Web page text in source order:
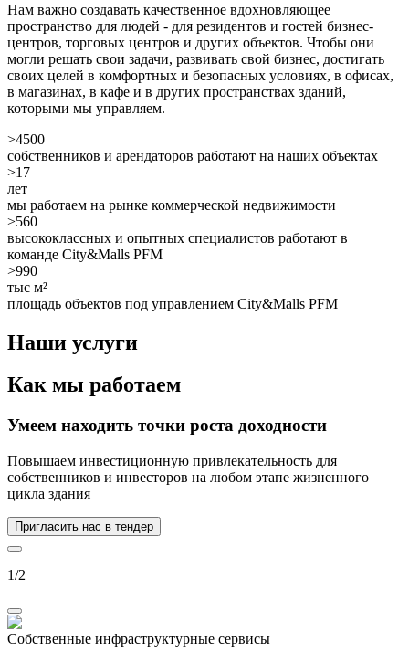
Нам важно создавать качественное вдохновляющее
пространство для людей - для резидентов и гостей бизнес-
центров, торговых центров и других объектов. Чтобы они
могли решать свои задачи, развивать свой бизнес, достигать
своих целей в комфортных и безопасных условиях, в офисах,
в магазинах, в кафе и в других пространствах зданий,
которыми мы управляем.
>4500
собственников и арендаторов работают на наших объектах
>17
лет
мы работаем на рынке коммерческой недвижимости
>560
высококлассных и опытных специалистов работают в
команде City&Malls PFM
>990
тыс м²
площадь объектов под управлением City&Malls PFM
Наши услуги
Как мы работаем
Умеем находить точки роста доходности
Повышаем инвестиционную привлекательность для
собственников и инвесторов на любом этапе жизненного
цикла здания
Пригласить нас в тендер
1/2
Собственные инфраструктурные сервисы